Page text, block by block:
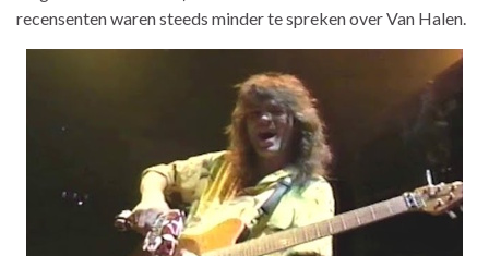
recensenten waren steeds minder te spreken over Van Halen.